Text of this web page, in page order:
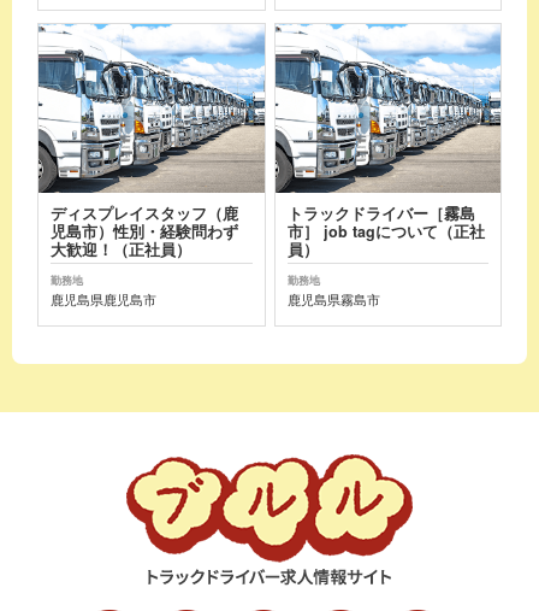
ディスプレイスタッフ（鹿
児島市）性別・経験問わず
大歓迎！（正社員）
勤務地
鹿児島県鹿児島市
トラックドライバー［霧島
市］ job tagについて（正社
員）
勤務地
鹿児島県霧島市